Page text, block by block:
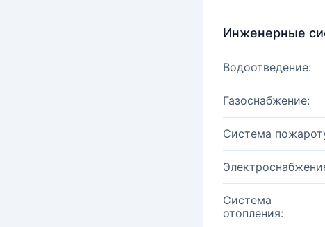
Инженерные
Водоотведение:
Газоснабжение:
Система
Система
отопления: